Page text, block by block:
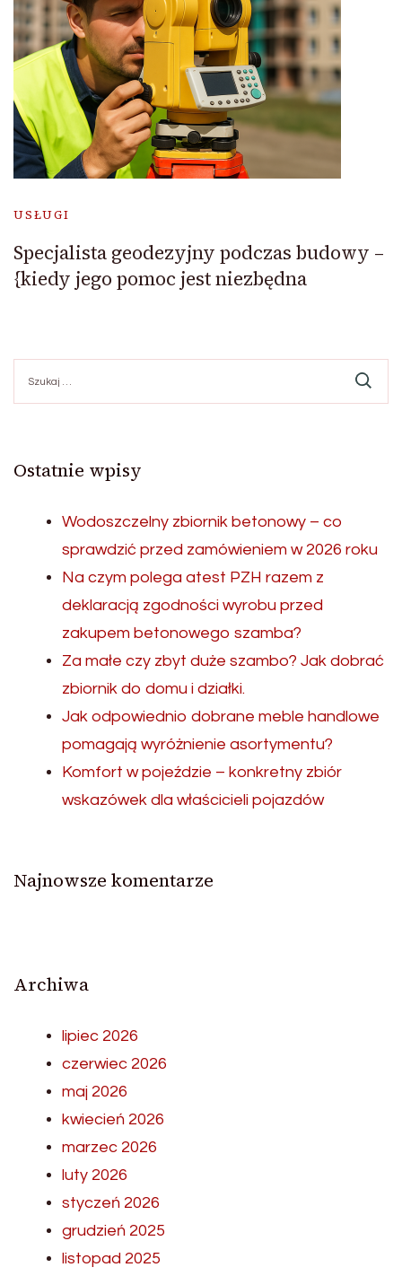
USŁUGI
Specjalista geodezyjny podczas budowy –
{kiedy jego pomoc jest niezbędna
Ostatnie wpisy
Wodoszczelny zbiornik betonowy – co
sprawdzić przed zamówieniem w 2026 roku
Na czym polega atest PZH razem z
deklaracją zgodności wyrobu przed
zakupem betonowego szamba?
Za małe czy zbyt duże szambo? Jak dobrać
zbiornik do domu i działki.
Jak odpowiednio dobrane meble handlowe
pomagają wyróżnienie asortymentu?
Komfort w pojeździe – konkretny zbiór
wskazówek dla właścicieli pojazdów
Najnowsze komentarze
Archiwa
lipiec 2026
czerwiec 2026
maj 2026
kwiecień 2026
marzec 2026
luty 2026
styczeń 2026
grudzień 2025
listopad 2025